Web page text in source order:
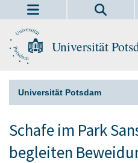
Universität
Universität Potsdam
Schafe im Park
begleiten